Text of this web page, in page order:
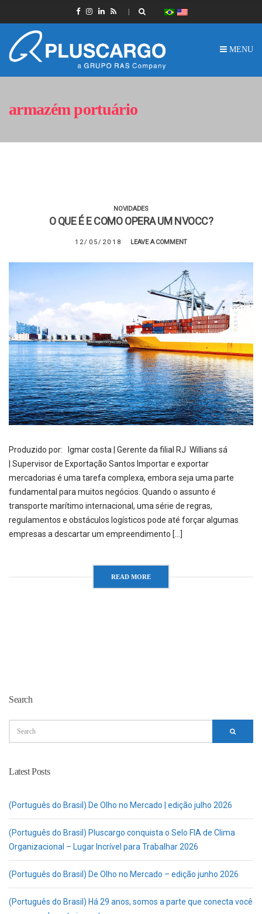
MENU
armazém portuário
NOVIDADES
O QUE É E COMO OPERA UM NVOCC?
12/05/2018 LEAVE A COMMENT
Produzido por: Igmar costa | Gerente da filial RJ Willians sá
| Supervisor de Exportação Santos Importar e exportar
mercadorias é uma tarefa complexa, embora seja uma parte
fundamental para muitos negócios. Quando o assunto é
transporte marítimo internacional, uma série de regras,
regulamentos e obstáculos logísticos pode até forçar algumas
empresas a descartar um empreendimento […]
READ MORE
Search
Latest Posts
(Português do Brasil) De Olho no Mercado | edição julho 2026
(Português do Brasil) Pluscargo conquista o Selo FIA de Clima
Organizacional – Lugar Incrível para Trabalhar 2026
(Português do Brasil) De Olho no Mercado – edição junho 2026
(Português do Brasil) Há 29 anos, somos a parte que conecta você